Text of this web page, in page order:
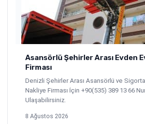
Asansörlü Şehirler Arası Evden
Firması
Denizli Şehirler Arası Asansörlü ve
Nakliye Firması İçin +90(535) 389 13 66
Ulaşabilirsiniz.
8 Ağustos 2026